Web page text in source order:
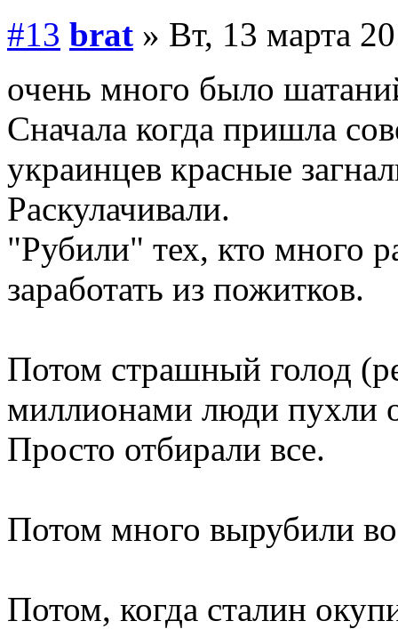
#13 brat » Вт, 13 марта
очень много было
Сначала когда пришла
украинцев красные
Раскулачивали.
"Рубили" тех, кто много
заработать из пожитков.
Потом страшный голод
миллионами люди пухли
Просто отбирали все.
Потом много вырубили
Потом, когда сталин